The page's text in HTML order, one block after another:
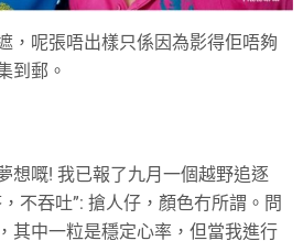
，呢張唔出樣只係因為影得佢唔夠
到郵。
想嘅! 我已報了九月一個越野追逐
不吞吐”: 搶人仔，顏色冇所謂。問
其中一粒是穩定心率，但當我進行